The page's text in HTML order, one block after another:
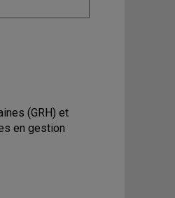
(GRH) et
en gestion